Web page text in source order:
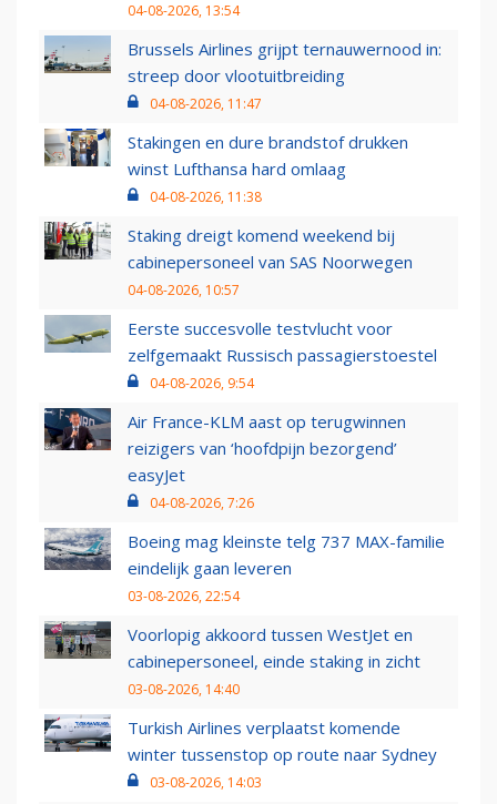
04-08-2026, 13:54
Brussels Airlines grijpt ternauwernood in:
streep door vlootuitbreiding
04-08-2026, 11:47
Stakingen en dure brandstof drukken
winst Lufthansa hard omlaag
04-08-2026, 11:38
Staking dreigt komend weekend bij
cabinepersoneel van SAS Noorwegen
04-08-2026, 10:57
Eerste succesvolle testvlucht voor
zelfgemaakt Russisch passagierstoestel
04-08-2026, 9:54
Air France-KLM aast op terugwinnen
reizigers van ‘hoofdpijn bezorgend’
easyJet
04-08-2026, 7:26
Boeing mag kleinste telg 737 MAX-familie
eindelijk gaan leveren
03-08-2026, 22:54
Voorlopig akkoord tussen WestJet en
cabinepersoneel, einde staking in zicht
03-08-2026, 14:40
Turkish Airlines verplaatst komende
winter tussenstop op route naar Sydney
03-08-2026, 14:03